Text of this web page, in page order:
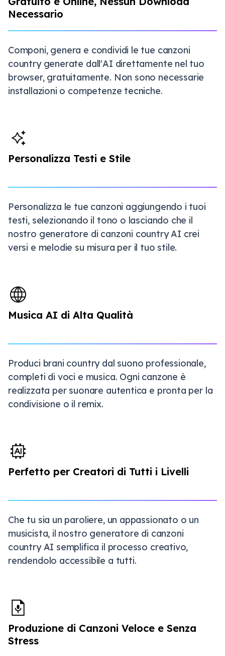
Necessario
Componi, genera e condividi le tue canzoni
country generate dall'AI direttamente nel tuo
browser, gratuitamente. Non sono necessarie
installazioni o competenze tecniche.
Personalizza Testi e Stile
Personalizza le tue canzoni aggiungendo i tuoi
testi, selezionando il tono o lasciando che il
nostro generatore di canzoni country AI crei
versi e melodie su misura per il tuo stile.
Musica AI di Alta Qualità
Produci brani country dal suono professionale,
completi di voci e musica. Ogni canzone è
realizzata per suonare autentica e pronta per la
condivisione o il remix.
Perfetto per Creatori di Tutti i Livelli
Che tu sia un paroliere, un appassionato o un
musicista, il nostro generatore di canzoni
country AI semplifica il processo creativo,
rendendolo accessibile a tutti.
Produzione di Canzoni Veloce e Senza
Stress